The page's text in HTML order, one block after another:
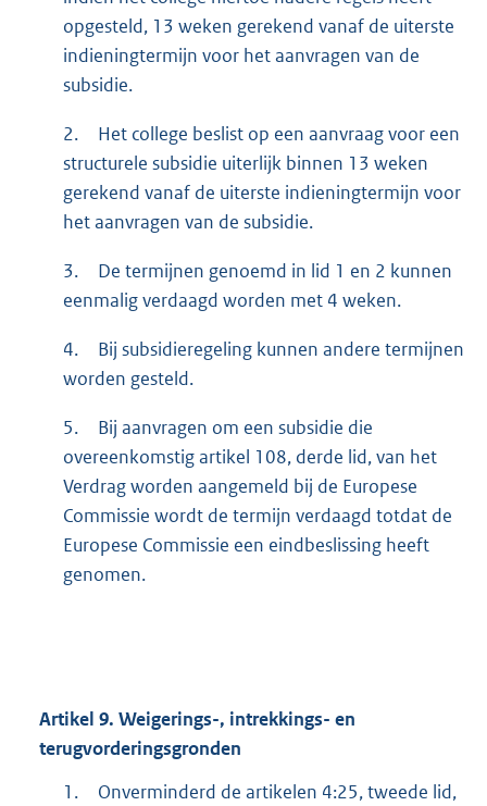
opgesteld, 13 weken gerekend vanaf de uiterste
indieningtermijn voor het aanvragen van de
subsidie.
2.
Het college beslist op een aanvraag voor een
structurele subsidie uiterlijk binnen 13 weken
gerekend vanaf de uiterste indieningtermijn voor
het aanvragen van de subsidie.
3.
De termijnen genoemd in lid 1 en 2 kunnen
eenmalig verdaagd worden met 4 weken.
4.
Bij subsidieregeling kunnen andere termijnen
worden gesteld.
5.
Bij aanvragen om een subsidie die
overeenkomstig artikel 108, derde lid, van het
Verdrag worden aangemeld bij de Europese
Commissie wordt de termijn verdaagd totdat de
Europese Commissie een eindbeslissing heeft
genomen.
Artikel 9. Weigerings-, intrekkings- en
terugvorderingsgronden
1.
Onverminderd de artikelen 4:25, tweede lid,